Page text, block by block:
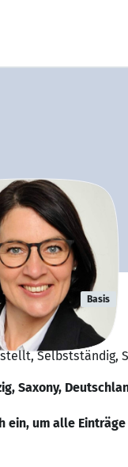
Basis
Projekte. 🔎
Selbstständig,
Saxony,
ein, um alle